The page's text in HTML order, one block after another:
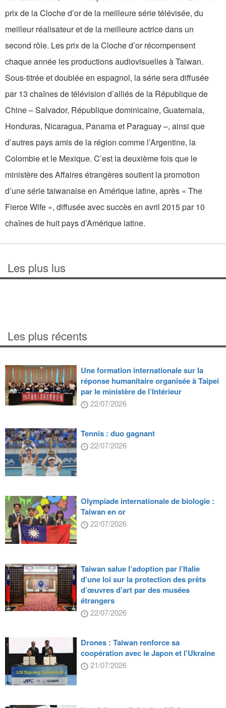
prix de la Cloche d’or de la meilleure série télévisée, du
meilleur réalisateur et de la meilleure actrice dans un
second rôle. Les prix de la Cloche d’or récompensent
chaque année les productions audiovisuelles à Taiwan.
Sous-titrée et doublée en espagnol, la série sera diffusée
par 13 chaînes de télévision d’alliés de la République de
Chine – Salvador, République dominicaine, Guatemala,
Honduras, Nicaragua, Panama et Paraguay –, ainsi que
d’autres pays amis de la région comme l’Argentine, la
Colombie et le Mexique. C’est la deuxième fois que le
ministère des Affaires étrangères soutient la promotion
d’une série taiwanaise en Amérique latine, après « The
Fierce Wife », diffusée avec succès en avril 2015 par 10
chaînes de huit pays d’Amérique latine.
Les plus lus
Les plus récents
Une formation internationale sur la
réponse humanitaire organisée à Taipei
par le ministère de l’Intérieur
22/07/2026
Tennis : duo gagnant
22/07/2026
Olympiade internationale de biologie :
Taiwan en or
22/07/2026
Taiwan salue l’adoption par l’Italie
d’une loi sur la protection des prêts
d’œuvres d’art par des musées
étrangers
22/07/2026
Drones : Taiwan renforce sa
coopération avec le Japon et l’Ukraine
21/07/2026